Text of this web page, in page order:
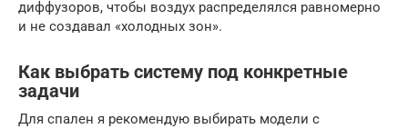
диффузоров, чтобы воздух распределялся равномерно
и не создавал «холодных зон».
Как выбрать систему под конкретные
задачи
Для спален я рекомендую выбирать модели с